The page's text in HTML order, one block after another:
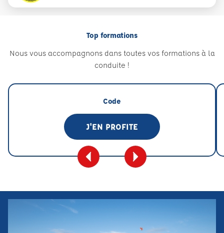
Top formations
Nous vous accompagnons dans toutes vos formations à la
conduite !
Code
J'EN PROFITE